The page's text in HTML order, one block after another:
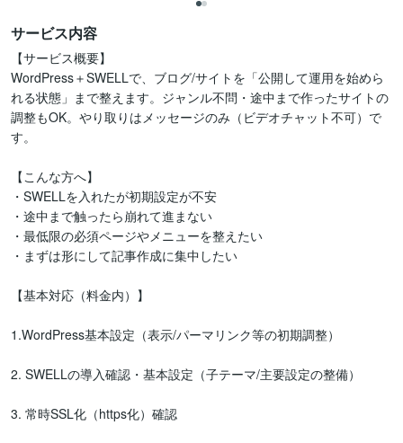
サービス内容
【サービス概要】
WordPress＋SWELLで、ブログ/サイトを「公開して運用を始めら
れる状態」まで整えます。ジャンル不問・途中まで作ったサイトの
調整もOK。やり取りはメッセージのみ（ビデオチャット不可）で
す。
【こんな方へ】
・SWELLを入れたが初期設定が不安
・途中まで触ったら崩れて進まない
・最低限の必須ページやメニューを整えたい
・まずは形にして記事作成に集中したい
【基本対応（料金内）】
1.WordPress基本設定（表示/パーマリンク等の初期調整）
2. SWELLの導入確認・基本設定（子テーマ/主要設定の整備）
3. 常時SSL化（https化）確認